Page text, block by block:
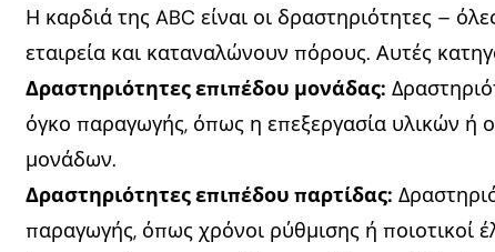
Η καρδιά της ABC είναι οι δραστηριότητες –
εταιρεία και καταναλώνουν πόρους. Αυτές
Δραστηριότητες επιπέδου μονάδας:
όγκο παραγωγής, όπως η επεξεργασία υλικών ή
μονάδων.
Δραστηριότητες επιπέδου παρτίδας:
παραγωγής, όπως χρόνοι ρύθμισης ή ποιοτικοί